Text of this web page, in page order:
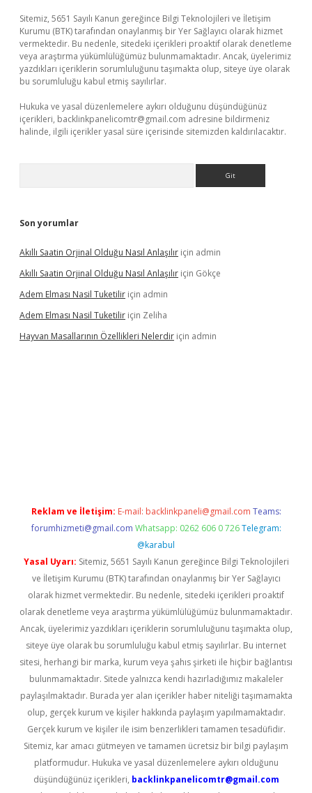
Sitemiz, 5651 Sayılı Kanun gereğince Bilgi Teknolojileri ve İletişim
Kurumu (BTK) tarafından onaylanmış bir Yer Sağlayıcı olarak hizmet
vermektedir. Bu nedenle, sitedeki içerikleri proaktif olarak denetleme
veya araştırma yükümlülüğümüz bulunmamaktadır. Ancak, üyelerimiz
yazdıkları içeriklerin sorumluluğunu taşımakta olup, siteye üye olarak
bu sorumluluğu kabul etmiş sayılırlar.
Hukuka ve yasal düzenlemelere aykırı olduğunu düşündüğünüz
içerikleri, backlinkpanelicomtr@gmail.com adresine bildirmeniz
halinde, ilgili içerikler yasal süre içerisinde sitemizden kaldırılacaktır.
Son yorumlar
Akıllı Saatin Orjinal Olduğu Nasıl Anlaşılır için admin
Akıllı Saatin Orjinal Olduğu Nasıl Anlaşılır için Gökçe
Adem Elması Nasil Tuketilir için admin
Adem Elması Nasil Tuketilir için Zeliha
Hayvan Masallarının Özellikleri Nelerdir için admin
Reklam ve İletişim: E-mail: backlinkpaneli@gmail.com Teams:
forumhizmeti@gmail.com Whatsapp: 0262 606 0 726 Telegram:
@karabul
Yasal Uyarı: Sitemiz, 5651 Sayılı Kanun gereğince Bilgi Teknolojileri
ve İletişim Kurumu (BTK) tarafından onaylanmış bir Yer Sağlayıcı
olarak hizmet vermektedir. Bu nedenle, sitedeki içerikleri proaktif
olarak denetleme veya araştırma yükümlülüğümüz bulunmamaktadır.
Ancak, üyelerimiz yazdıkları içeriklerin sorumluluğunu taşımakta olup,
siteye üye olarak bu sorumluluğu kabul etmiş sayılırlar. Bu internet
sitesi, herhangi bir marka, kurum veya şahıs şirketi ile hiçbir bağlantısı
bulunmamaktadır. Sitede yalnızca kendi hazırladığımız makaleler
paylaşılmaktadır. Burada yer alan içerikler haber niteliği taşımamakta
olup, gerçek kurum ve kişiler hakkında paylaşım yapılmamaktadır.
Gerçek kurum ve kişiler ile isim benzerlikleri tamamen tesadüfidir.
Sitemiz, kar amacı gütmeyen ve tamamen ücretsiz bir bilgi paylaşım
platformudur. Hukuka ve yasal düzenlemelere aykırı olduğunu
düşündüğünüz içerikleri, backlinkpanelicomtr@gmail.com